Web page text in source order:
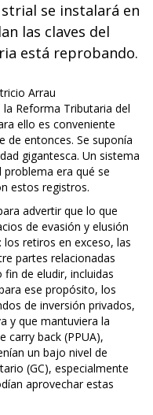
se instalará en
las claves del
está reprobando.
Arrau
Reforma Tributaria del
ello es conveniente
de entonces. Se suponía
gigantesca. Un sistema
problema era qué se
estos registros.
advertir que lo que
de evasión y elusión
los retiros en exceso, las
partes relacionadas
de eludir, incluidas
ese propósito, los
de inversión privados,
y que mantuviera la
carry back (PPUA),
un bajo nivel de
(GC), especialmente
aprovechar estas